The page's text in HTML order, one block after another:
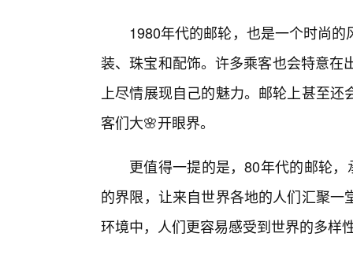
1980年代的邮轮，也是一个时尚
装、珠宝和配饰。许多乘客也会特意
上尽情展现自己的魅力。邮轮上甚至
客们大🌸开眼界。
更值得一提的是，80年代的邮轮
的界限，让来自世界各地的人们汇聚
环境中，人们更容易感受到世界的多样